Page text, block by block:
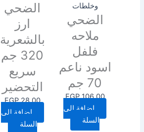
وخلطات
الضحي
ملاحه
فلفل
اسود ناعم
70 جم
EGP106.00
إضافة إلى
السلة
الضحي
ارز
بالشعرية
320 جم
سريع
التحضير
EGP28.00
إضافة إلى
السلة